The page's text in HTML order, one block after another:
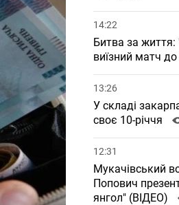
14:22
Битва за життя:
виїзний матч до
13:26
У складі
своє 10-річчя
12:31
Мукачівський
Попович
янгол" (ВІДЕО)